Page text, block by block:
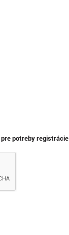
pre potreby registrácie